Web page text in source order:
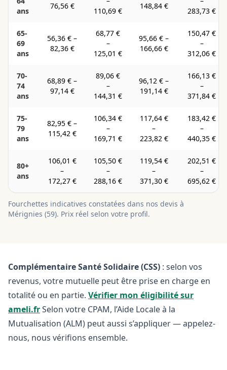
ans
76,56 €
110,69 €
148,84 €
283,73 €
65-
69
ans
56,36 € –
82,36 €
68,77 €
–
125,01 €
95,66 € –
166,66 €
150,47 €
–
312,06 €
70-
74
ans
68,89 € –
97,14 €
89,06 €
–
144,31 €
96,12 € –
191,14 €
166,13 €
–
371,84 €
75-
79
ans
82,95 € –
115,42 €
106,34 €
–
169,71 €
117,64 €
–
223,82 €
183,42 €
–
440,35 €
80+
ans
106,01 €
–
172,27 €
105,50 €
–
288,16 €
119,54 €
–
371,30 €
202,51 €
–
695,62 €
Fourchettes indicatives constatées dans nos devis à
Mérignies (59). Prix réel selon votre profil.
Complémentaire Santé Solidaire (CSS) : selon vos
revenus, votre mutuelle peut être prise en charge en
totalité ou en partie. Vérifier mon éligibilité sur
ameli.frSelon votre CPAM, l’Aide Locale à la
Mutualisation (ALM) peut aussi s’appliquer — appelez-
nous, nous vérifions ensemble.